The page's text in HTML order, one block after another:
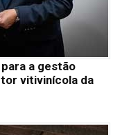
a gestão
vitivinícola da